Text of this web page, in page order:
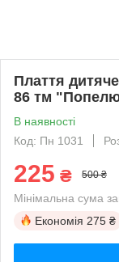
Плаття
86 тм
В наявності
Код: Пн 1031
225 ₴ 500 ₴
Мінімальна сума
Економія 275 ₴